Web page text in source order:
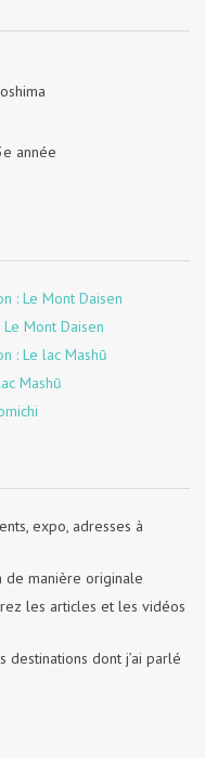
année
: Le Mont Daisen
Mont Daisen
: Le lac Mashū
Mashū
expo, adresses à
de manière originale
les articles et les vidéos
destinations dont j’ai parlé